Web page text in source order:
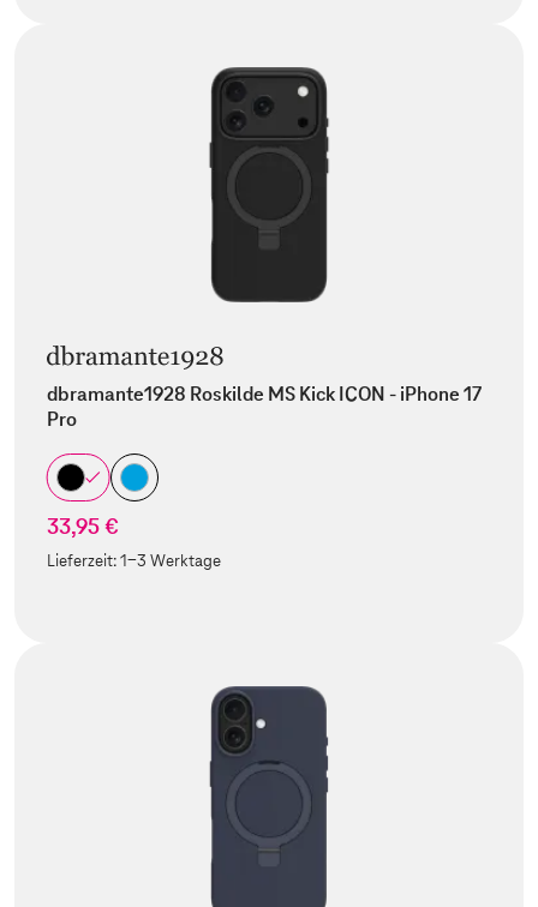
dbramante1928 Roskilde MS Kick ICON - iPhone 17
Pro
33,95 €
Lieferzeit:1-3 Werktage